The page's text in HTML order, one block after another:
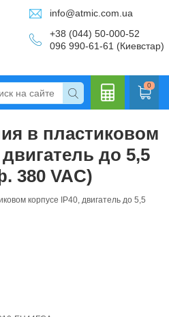
info@atmic.com.ua
+38 (044) 50-000-52
096 990-61-61 (Киевстар)
0
в пластиковом
до 5,5
380 VAC)
корпусе IP40, двигатель до 5,5